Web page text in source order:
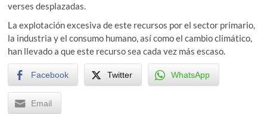
verses desplazadas.
La explotación excesiva de este recursos por el sector primario,
la industria y el consumo humano, así como el cambio climático,
han llevado a que este recurso sea cada vez más escaso.
Facebook Twitter WhatsApp
Email